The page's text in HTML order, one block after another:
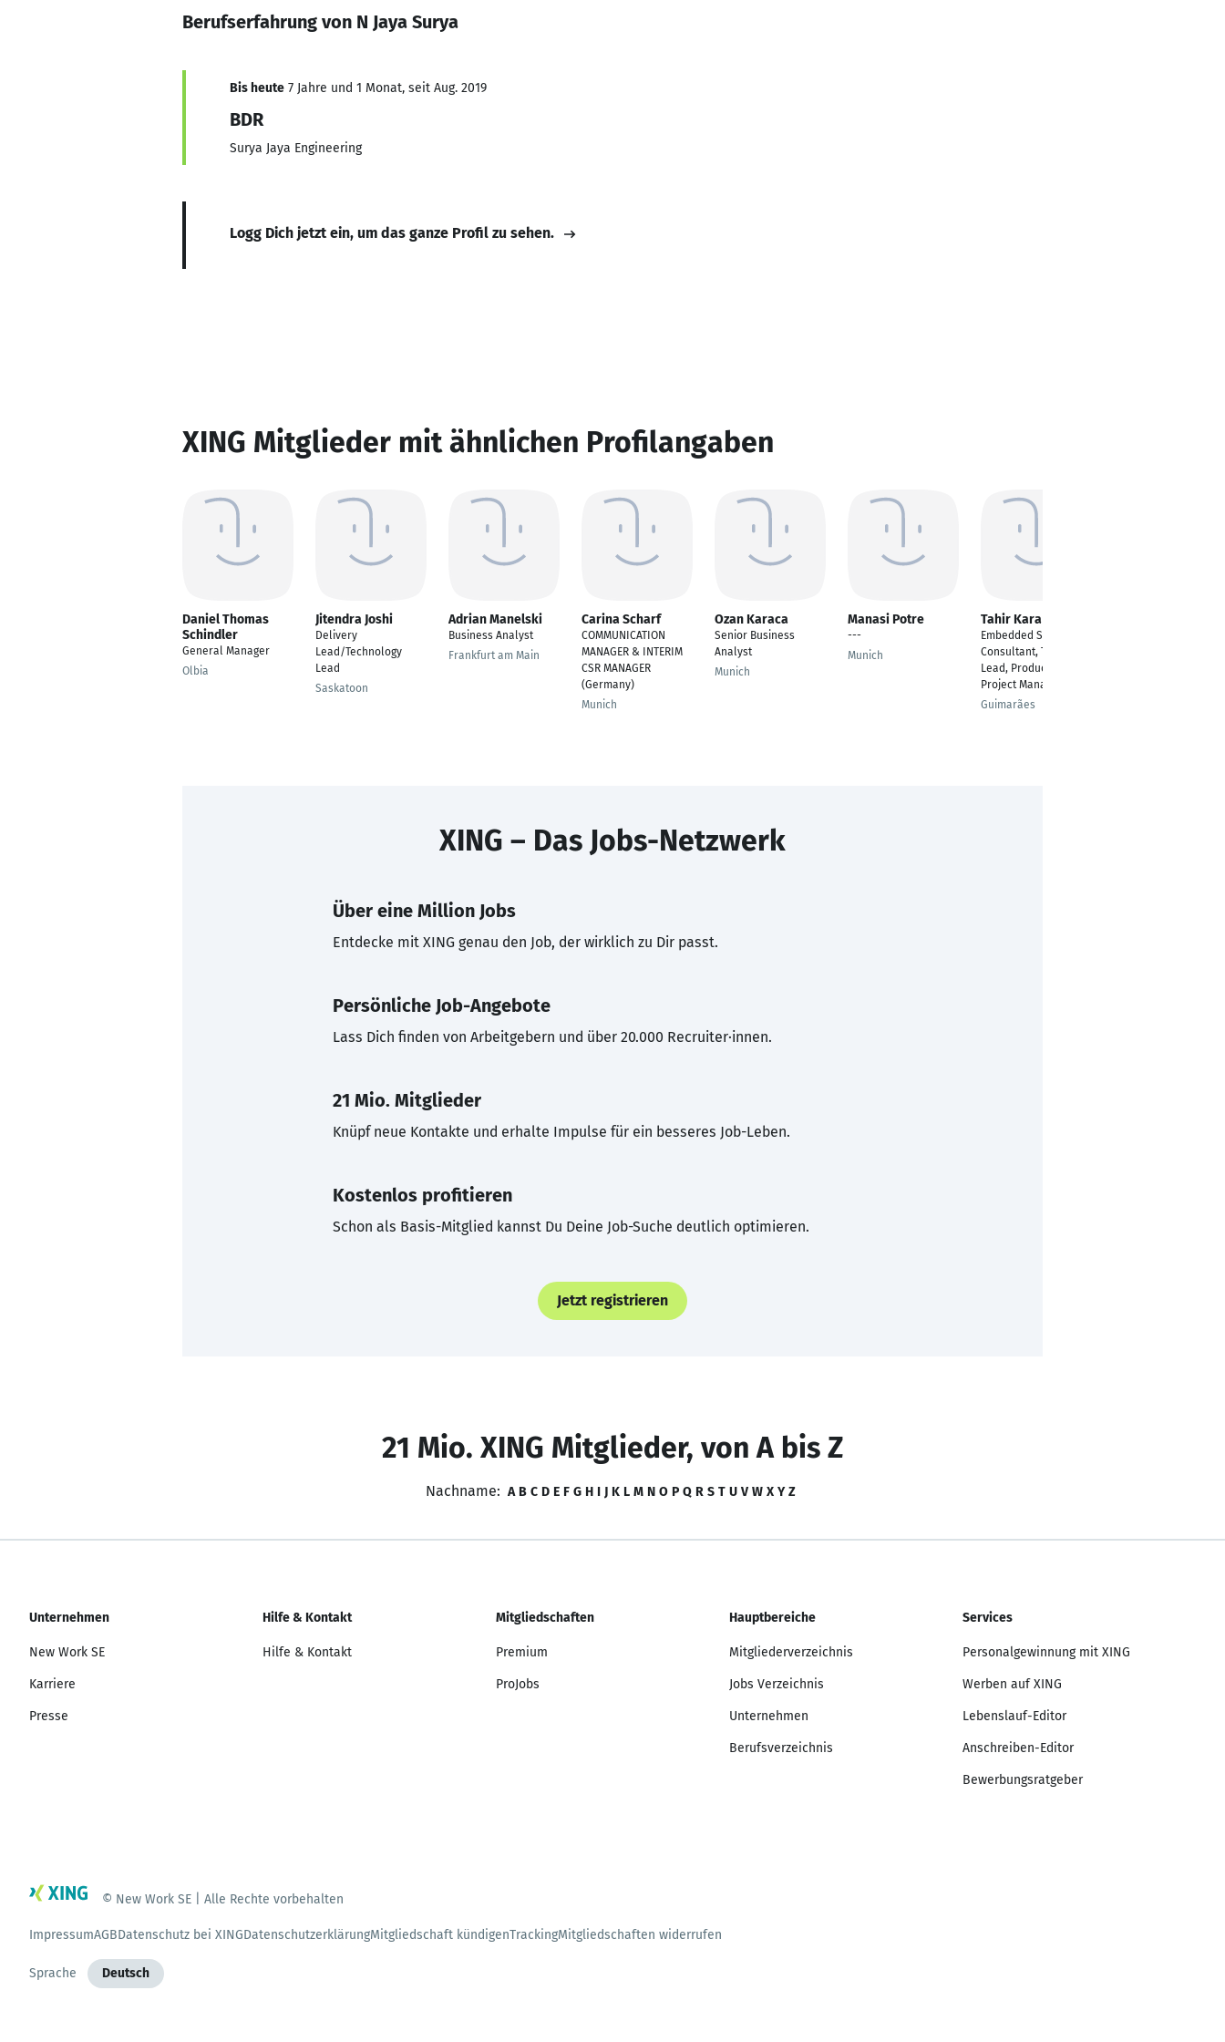
Berufserfahrung von N Jaya Surya
Bis heute 7 Jahre und 1 Monat, seit Aug. 2019
BDR
Surya Jaya Engineering
Logg Dich jetzt ein, um das ganze Profil zu sehen.
XING Mitglieder mit ähnlichen Profilangaben
Daniel Thomas
Schindler
General Manager
Olbia
Jitendra Joshi
Delivery
Lead/Technology
Lead
Saskatoon
Adrian Manelski
Business Analyst
Frankfurt am Main
Carina Scharf
COMMUNICATION
MANAGER & INTERIM
CSR MANAGER
(Germany)​
Munich
Ozan Karaca
Senior Business
Analyst
Munich
Manasi Potre
---
Munich
Tahir Kara
Embedded Systems
Consultant, Technical
Lead, Product Owner,
Project Manager
Guimarães
XING – Das Jobs-Netzwerk
Über eine Million Jobs
Entdecke mit XING genau den Job, der wirklich zu Dir passt.
Persönliche Job-Angebote
Lass Dich finden von Arbeitgebern und über 20.000 Recruiter·innen.
21 Mio. Mitglieder
Knüpf neue Kontakte und erhalte Impulse für ein besseres Job-Leben.
Kostenlos profitieren
Schon als Basis-Mitglied kannst Du Deine Job-Suche deutlich optimieren.
Jetzt registrieren
21 Mio. XING Mitglieder, von A bis Z
Nachname: A B C D E F G H I J K L M N O P Q R S T U V W X Y Z
Unternehmen
New Work SE
Karriere
Presse
Hilfe & Kontakt
Hilfe & Kontakt
Mitgliedschaften
Premium
ProJobs
Hauptbereiche
Mitgliederverzeichnis
Jobs Verzeichnis
Unternehmen
Berufsverzeichnis
Services
Personalgewinnung mit XING
Werben auf XING
Lebenslauf-Editor
Anschreiben-Editor
Bewerbungsratgeber
© New Work SE | Alle Rechte vorbehalten
ImpressumAGBDatenschutz bei XINGDatenschutzerklärungMitgliedschaft kündigenTrackingMitgliedschaften widerrufen
Sprache Deutsch